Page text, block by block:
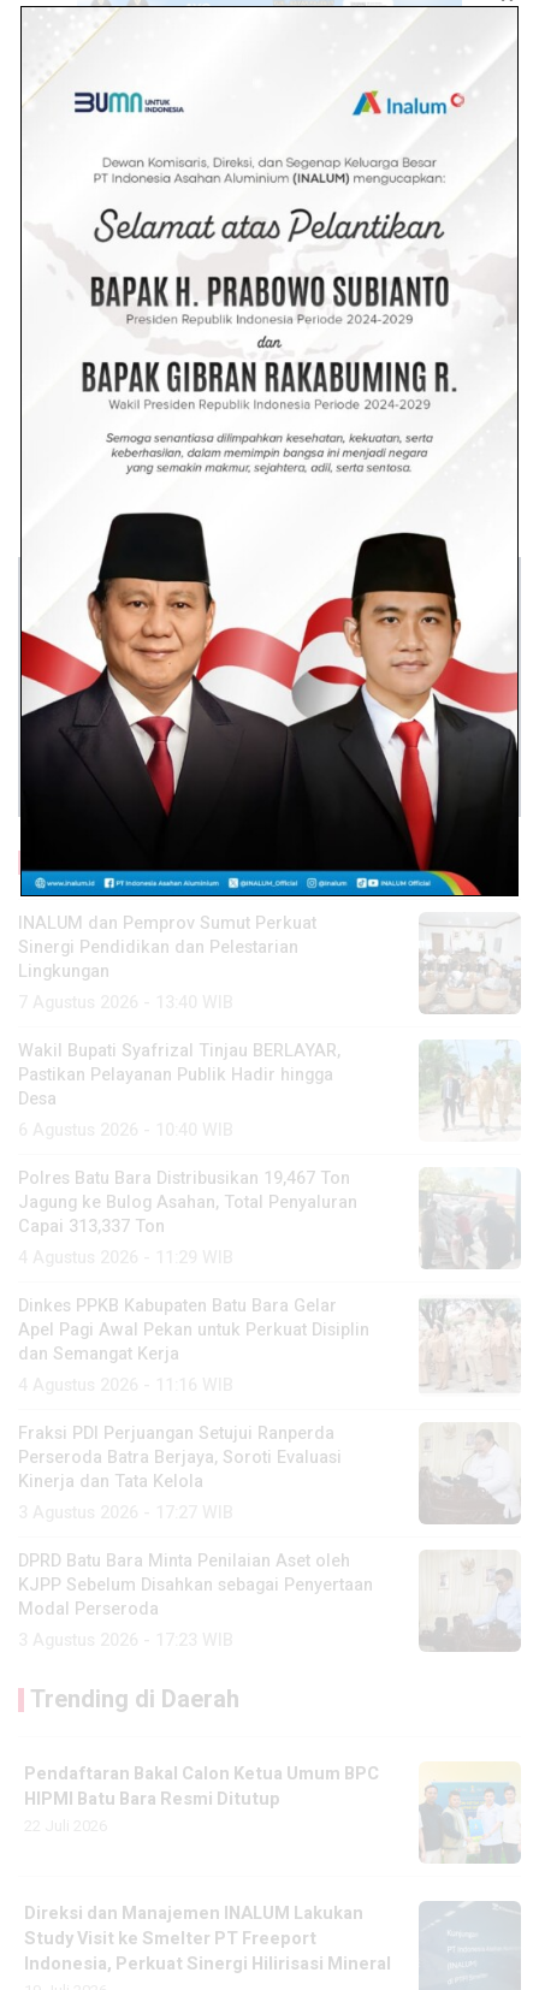
Baca Lainnya
INALUM dan Pemprov Sumut Perkuat
Sinergi Pendidikan dan Pelestarian
Lingkungan
Wakil Bupati Syafrizal Tinjau BERLAYAR,
Pastikan Pelayanan Publik Hadir hingga
Desa
Polres Batu Bara Distribusikan 19,467 Ton
Jagung ke Bulog Asahan, Total Penyaluran
Capai 313,337 Ton
Dinkes PPKB Kabupaten Batu Bara Gelar
Apel Pagi Awal Pekan untuk Perkuat Disiplin
dan Semangat Kerja
Fraksi PDI Perjuangan Setujui Ranperda
Perseroda Batra Berjaya, Soroti Evaluasi
Kinerja dan Tata Kelola
DPRD Batu Bara Minta Penilaian Aset oleh
KJPP Sebelum Disahkan sebagai Penyertaan
Modal Perseroda
Trending di Daerah
Pendaftaran Bakal Calon Ketua Umum BPC
HIPMI Batu Bara Resmi Ditutup
Direksi dan Manajemen INALUM Lakukan
Study Visit ke Smelter PT Freeport
Indonesia, Perkuat Sinergi Hilirisasi Mineral